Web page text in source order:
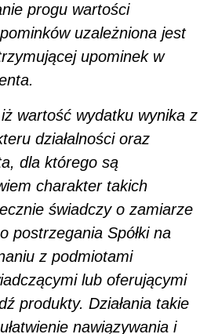
progu wartości
uzależniona jest
upominek w
wartość wydatku wynika z
działalności oraz
dla którego są
charakter takich
świadczy o zamiarze
postrzegania Spółki na
z podmiotami
lub oferującymi
produkty. Działania takie
nawiązywania i